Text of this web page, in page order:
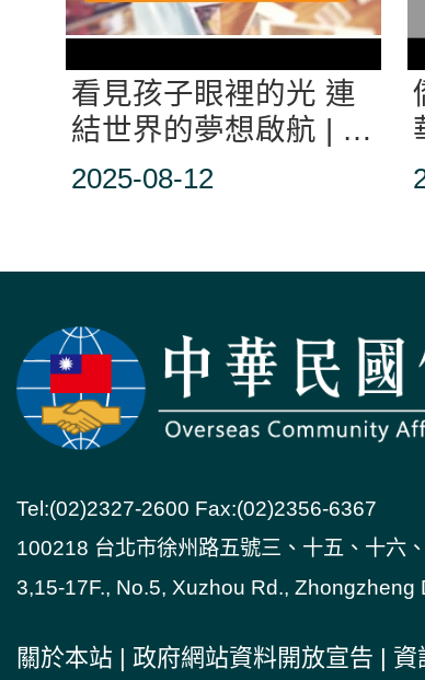
看見孩子眼裡的光 連
結世界的夢想啟航 | 海
外青年英語服務營20
2025-08-12
Tel:(02)2327-2600 Fax:(02)2356-6367
100218 台北市徐州路五號三、十五、十六
3,15-17F., No.5, Xuzhou Rd., Zhongzheng
關於本站 政府網站資料開放宣告 資